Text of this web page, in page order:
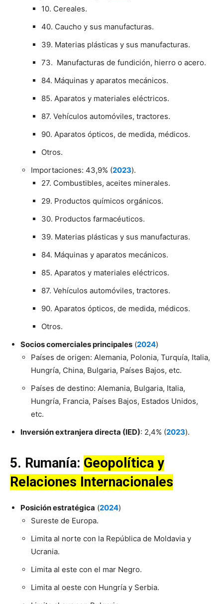
10. Cereales.
40. Caucho y sus manufacturas.
39. Materias plásticas y sus manufacturas.
73. Manufacturas de fundición, hierro o acero.
84. Máquinas y aparatos mecánicos.
85. Aparatos y materiales eléctricos.
87. Vehículos automóviles, tractores.
90. Aparatos ópticos, de medida, médicos.
Otros.
Importaciones: 43,9% (2023).
27. Combustibles, aceites minerales.
29. Productos químicos orgánicos.
30. Productos farmacéuticos.
39. Materias plásticas y sus manufacturas.
84. Máquinas y aparatos mecánicos.
85. Aparatos y materiales eléctricos.
87. Vehículos automóviles, tractores.
90. Aparatos ópticos, de medida, médicos.
Otros.
Socios comerciales principales (2024)
Países de origen: Alemania, Polonia, Turquía, Italia,
Hungría, China, Bulgaria, Países Bajos, etc.
Países de destino: Alemania, Bulgaria, Italia,
Hungría, Francia, Países Bajos, Estados Unidos,
etc.
Inversión extranjera directa (IED): 2,4% (2023).
5. Rumanía: Geopolítica y
Relaciones Internacionales
Posición estratégica (2024)
Sureste de Europa.
Limita al norte con la República de Moldavia y
Ucrania.
Limita al este con el mar Negro.
Limita al oeste con Hungría y Serbia.